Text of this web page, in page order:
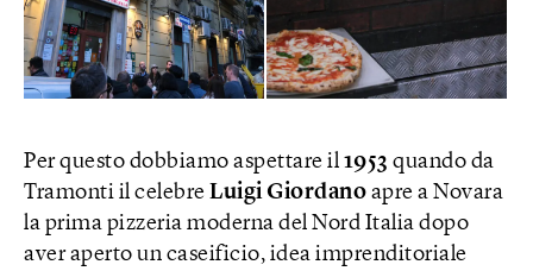
Per questo dobbiamo aspettare il 1953 quando da
Tramonti il celebre Luigi Giordano apre a Novara
la prima pizzeria moderna del Nord Italia dopo
aver aperto un caseificio, idea imprenditoriale